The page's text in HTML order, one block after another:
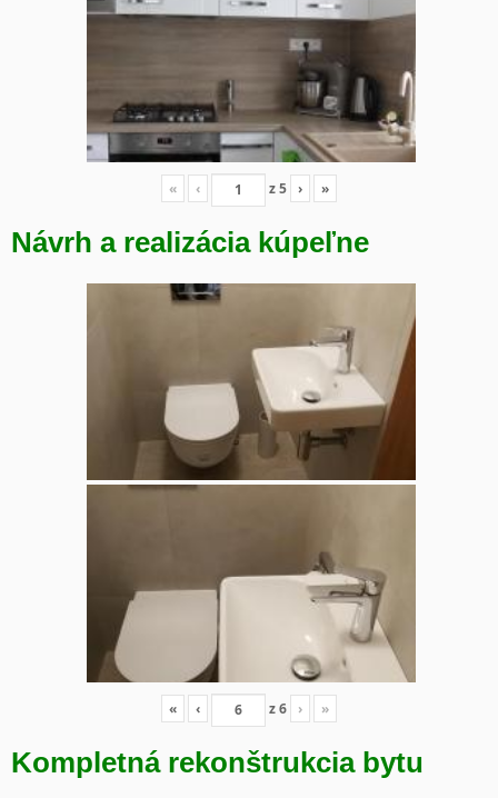
« ‹ z5 › »
Návrh a realizácia kúpeľne
« ‹ z6 › »
Kompletná rekonštrukcia bytu